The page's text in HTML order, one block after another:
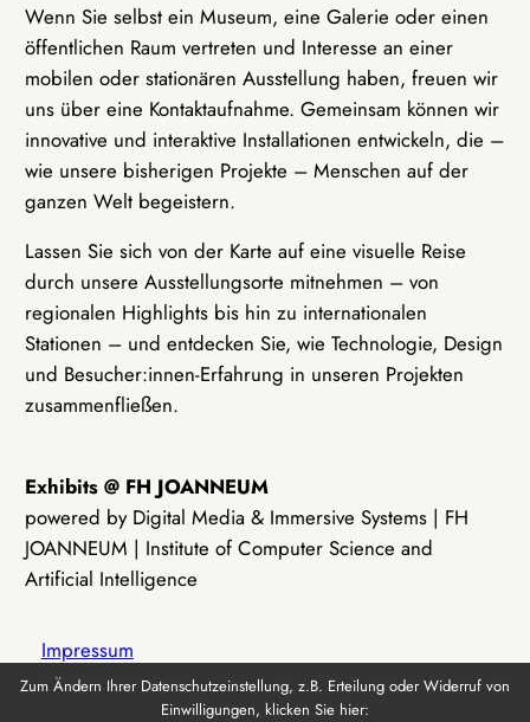
Wenn Sie selbst ein Museum, eine Galerie oder einen
öffentlichen Raum vertreten und Interesse an einer
mobilen oder stationären Ausstellung haben, freuen wir
uns über eine Kontaktaufnahme. Gemeinsam können wir
innovative und interaktive Installationen entwickeln, die –
wie unsere bisherigen Projekte – Menschen auf der
ganzen Welt begeistern.
Lassen Sie sich von der Karte auf eine visuelle Reise
durch unsere Ausstellungsorte mitnehmen – von
regionalen Highlights bis hin zu internationalen
Stationen – und entdecken Sie, wie Technologie, Design
und Besucher:innen-Erfahrung in unseren Projekten
zusammenfließen.
Exhibits @ FH JOANNEUM
powered by Digital Media & Immersive Systems | FH
JOANNEUM | Institute of Computer Science and
Artificial Intelligence
Impressum
Zum Ändern Ihrer Datenschutzeinstellung, z.B. Erteilung oder Widerruf von
Einwilligungen, klicken Sie hier: